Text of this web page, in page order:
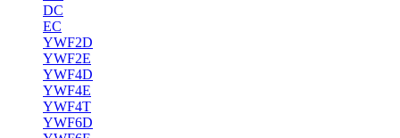
DC
EC
YWF2D
YWF2E
YWF4D
YWF4E
YWF4T
YWF6D